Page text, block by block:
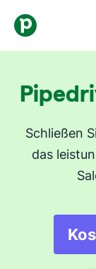
Schließen
das